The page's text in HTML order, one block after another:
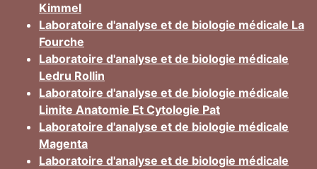
Kimmel
Laboratoire d'analyse et de biologie médicale La
Fourche
Laboratoire d'analyse et de biologie médicale
Ledru Rollin
Laboratoire d'analyse et de biologie médicale
Limite Anatomie Et Cytologie Pat
Laboratoire d'analyse et de biologie médicale
Magenta
Laboratoire d'analyse et de biologie médicale